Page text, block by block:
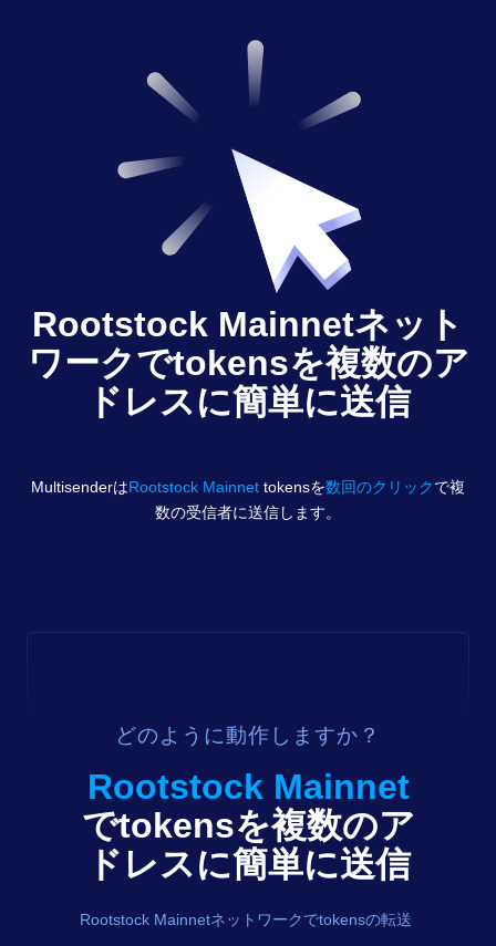
Rootstock Mainnetネット
ワークでtokensを複数のア
ドレスに簡単に送信
MultisenderはRootstock Mainnet tokensを数回のクリックで複
数の受信者に送信します。
どのように動作しますか？
Rootstock Mainnet
でtokensを複数のア
ドレスに簡単に送信
Rootstock Mainnetネットワークでtokensの転送